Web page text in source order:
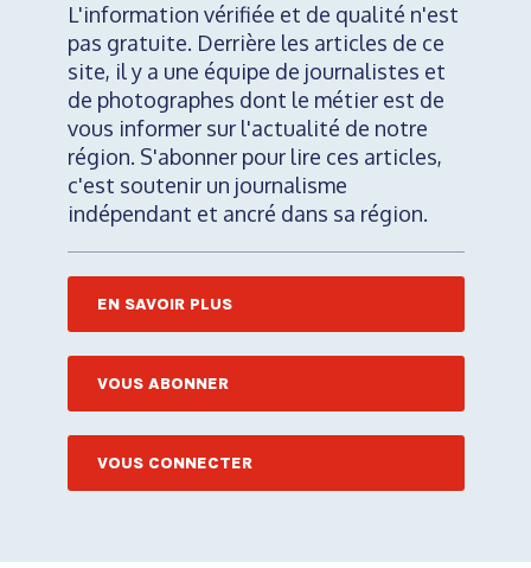
L'information vérifiée et de qualité n'est
pas gratuite. Derrière les articles de ce
site, il y a une équipe de journalistes et
de photographes dont le métier est de
vous informer sur l'actualité de notre
région. S'abonner pour lire ces articles,
c'est soutenir un journalisme
indépendant et ancré dans sa région.
EN SAVOIR PLUS
VOUS ABONNER
VOUS CONNECTER